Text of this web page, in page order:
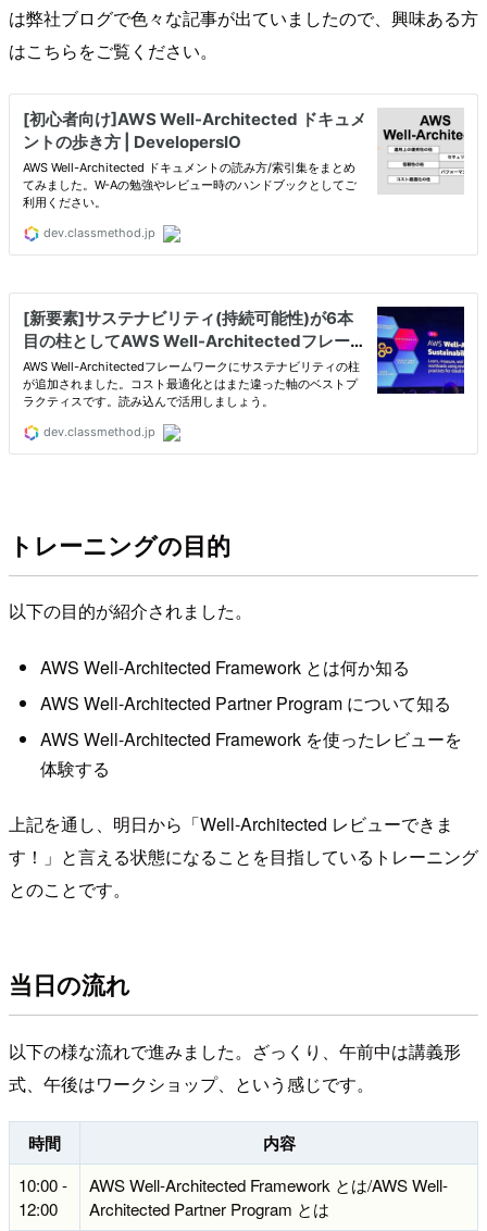
は弊社ブログで色々な記事が出ていましたので、興味ある方
はこちらをご覧ください。
トレーニングの目的
以下の目的が紹介されました。
AWS Well-Architected Framework とは何か知る
AWS Well-Architected Partner Program について知る
AWS Well-Architected Framework を使ったレビューを
体験する
上記を通し、明日から「Well-Architected レビューできま
す！」と言える状態になることを目指しているトレーニング
とのことです。
当日の流れ
以下の様な流れで進みました。ざっくり、午前中は講義形
式、午後はワークショップ、という感じです。
時間 内容
10:00 -
12:00
AWS Well-Architected Framework とは/AWS Well-
Architected Partner Program とは